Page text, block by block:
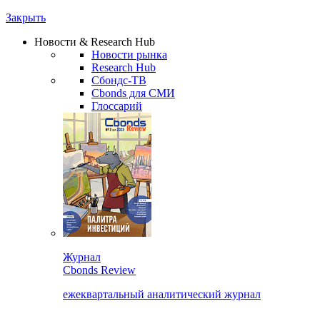
Закрыть
Новости & Research Hub
Новости рынка
Research Hub
Сбондс-ТВ
Cbonds для СМИ
Глоссарий
Журнал
Cbonds Review
ежеквартальный аналитический журнал